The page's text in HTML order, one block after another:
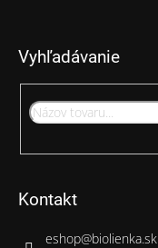
Vyhľadávanie
Kontakt
eshop@biolienka.sk